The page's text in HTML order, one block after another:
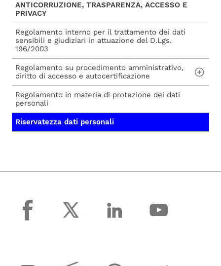
ANTICORRUZIONE, TRASPARENZA, ACCESSO E
PRIVACY
Regolamento interno per il trattamento dei dati
sensibili e giudiziari in attuazione del D.Lgs.
196/2003
Regolamento su procedimento amministrativo,
diritto di accesso e autocertificazione
Tabella procedimenti e modulistica
Elenco procedimenti.pdf
Regolamento procedimento amministrativo,
Regolamento in materia di protezione dei dati
personali
Riservatezza dati personali
facebook